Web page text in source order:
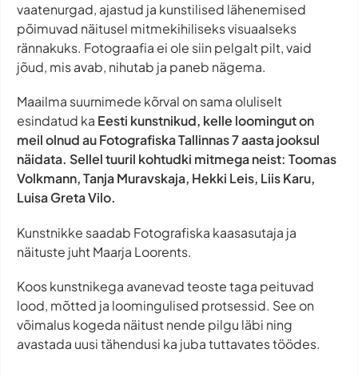
vaatenurgad, ajastud ja kunstilised lähenemised
põimuvad näitusel mitmekihiliseks visuaalseks
rännakuks. Fotograafia ei ole siin pelgalt pilt, vaid
jõud, mis avab, nihutab ja paneb nägema.
Maailma suurnimede kõrval on sama oluliselt
esindatud ka Eesti kunstnikud, kelle loomingut on
meil olnud au Fotografiska Tallinnas 7 aasta jooksul
näidata. Sellel tuuril kohtudki mitmega neist: Toomas
Volkmann, Tanja Muravskaja, Hekki Leis, Liis Karu,
Luisa Greta Vilo.
Kunstnikke saadab Fotografiska kaasasutaja ja
näituste juht Maarja Loorents.
Koos kunstnikega avanevad teoste taga peituvad
lood, mõtted ja loomingulised protsessid. See on
võimalus kogeda näitust nende pilgu läbi ning
avastada uusi tähendusi ka juba tuttavates töödes.